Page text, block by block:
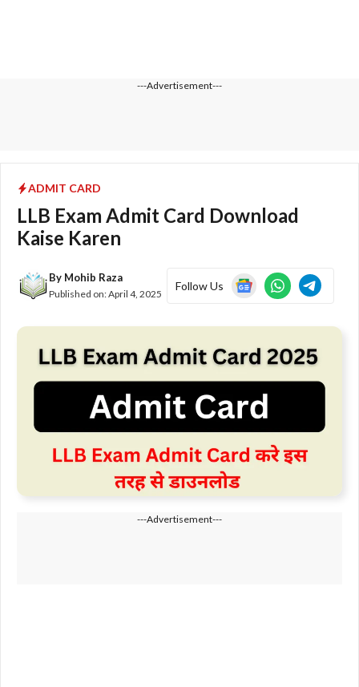
---Advertisement---
ADMIT CARD
LLB Exam Admit Card Download
Kaise Karen
By Mohib Raza
Published on:April 4, 2025
Follow Us
---Advertisement---